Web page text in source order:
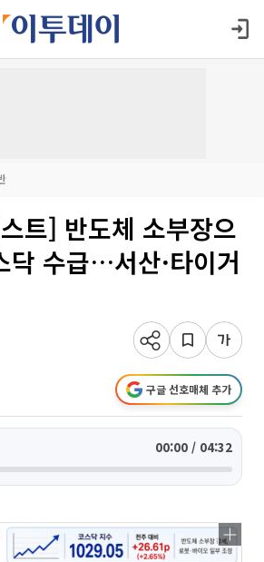
트] 반도체 소부장으
닥 수급…서산·타이거
구글 선호매체 추가
00:00 / 04:32